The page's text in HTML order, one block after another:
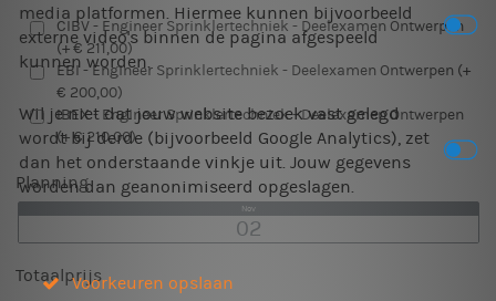
CIBV - Engineer Sprinklertechniek - Deelexamen Ontwerpen
(+ € 211,00)
EBI - Engineer Sprinklertechniek - Deelexamen Ontwerpen (+
€ 200,00)
IBEX - Engineer Sprinklertechniek - Deelexamen Ontwerpen
(+ € 210,00)
Planning
Nov
02
Totaalprijs
media platformen. Hiermee kunnen bijvoorbeeld
externe video's binnen de pagina afgespeeld
kunnen worden.
Wil je niet dat jouw website bezoek vast gelegd
wordt bij derde (bijvoorbeeld Google Analytics), zet
dan het onderstaande vinkje uit. Jouw gegevens
worden dan geanonimiseerd opgeslagen.
Voorkeuren opslaan